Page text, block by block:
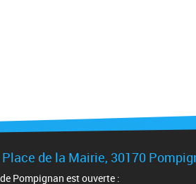
de la Mairie, 30170
Pompignan est ouverte :